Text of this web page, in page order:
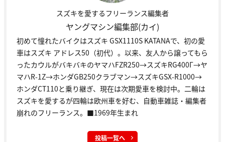
スズキを愛するフリーランス編集者
ヤングマシン編集部(カイ)
初めて憧れたバイクはスズキ GSX1110S KATANAで、初の愛
車はスズキ アドレス50（初代）。以来、友人から譲ってもら
ったカウルがバキバキのヤマハFZR250→スズキRG400Γ→ヤ
マハR-1Z→ホンダGB250クラブマン→スズキGSX-R1000→
ホンダCT110と乗り継ぎ、現在は次期愛車を検討中。二輪は
スズキを愛するが四輪は欧州車を好む、自動車雑誌・編集者
崩れのフリーランス。■1969年生まれ
投稿一覧へ